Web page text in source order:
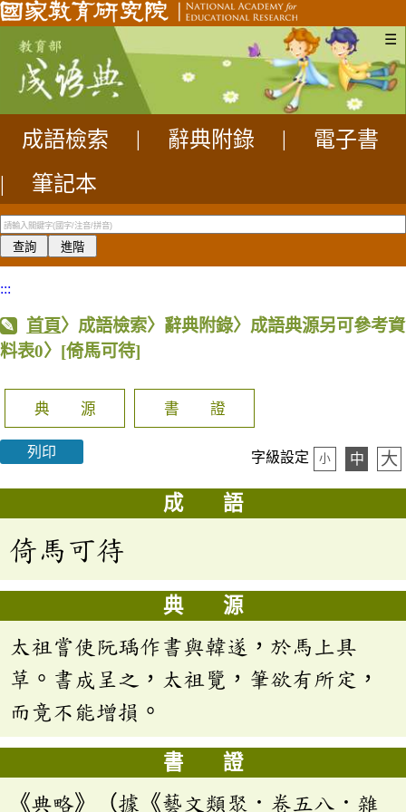
☰
成語檢索 辭典附錄
電子書
|
筆記本
:::
首頁〉成語檢索〉辭典附錄〉成語典源另可參考資
料表0〉 [倚馬可待]
典 源 書 證
列印 字級設定 小 中 大
成 語
倚馬可待
典 源
太祖嘗使阮瑀作書與韓遂，於馬上具
草。書成呈之，太祖覽，筆欲有所定，
而竟不能增損。
書 證
《典略》（據《藝文類聚．卷五八．雜